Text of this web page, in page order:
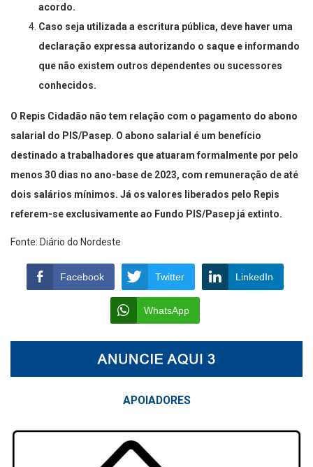
acordo.
Caso seja utilizada a escritura pública, deve haver uma
declaração expressa autorizando o saque e informando
que não existem outros dependentes ou sucessores
conhecidos.
O Repis Cidadão não tem relação com o pagamento do abono
salarial do PIS/Pasep. O abono salarial é um benefício
destinado a trabalhadores que atuaram formalmente por pelo
menos 30 dias no ano-base de 2023, com remuneração de até
dois salários mínimos. Já os valores liberados pelo Repis
referem-se exclusivamente ao Fundo PIS/Pasep já extinto.
Fonte: Diário do Nordeste
Facebook Twitter LinkedIn
WhatsApp
APOIADORES